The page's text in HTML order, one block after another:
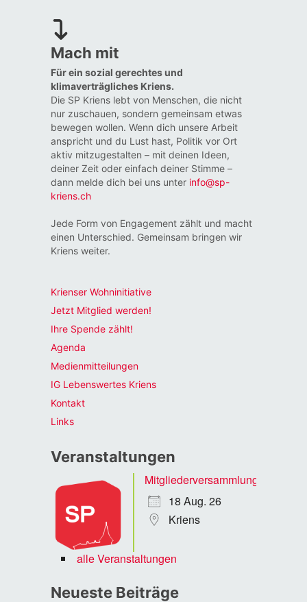
Mach mit
Für ein sozial gerechtes und
klimaverträgliches Kriens.
Die SP Kriens lebt von Menschen, die nicht
nur zuschauen, sondern gemeinsam etwas
bewegen wollen. Wenn dich unsere Arbeit
anspricht und du Lust hast, Politik vor Ort
aktiv mitzugestalten – mit deinen Ideen,
deiner Zeit oder einfach deiner Stimme –
dann melde dich bei uns unter info@sp-
kriens.ch
Jede Form von Engagement zählt und macht
einen Unterschied. Gemeinsam bringen wir
Kriens weiter.
Krienser Wohninitiative
Jetzt Mitglied werden!
Ihre Spende zählt!
Agenda
Medienmitteilungen
IG Lebenswertes Kriens
Kontakt
Links
Veranstaltungen
Mitgliederversammlung
18 Aug. 26
Kriens
alle Veranstaltungen
Neueste Beiträge